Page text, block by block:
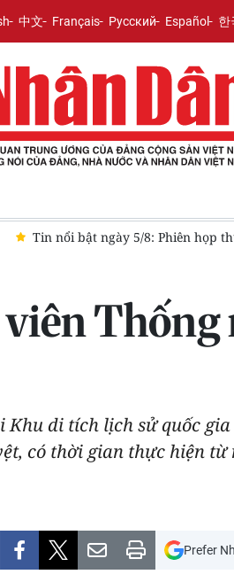
中文 Français Русский Español 한
thực tiễn và nghiên cứu sửa đổi,
di tích lịch sử quốc
có thời gian thực hiện từ
Prefer